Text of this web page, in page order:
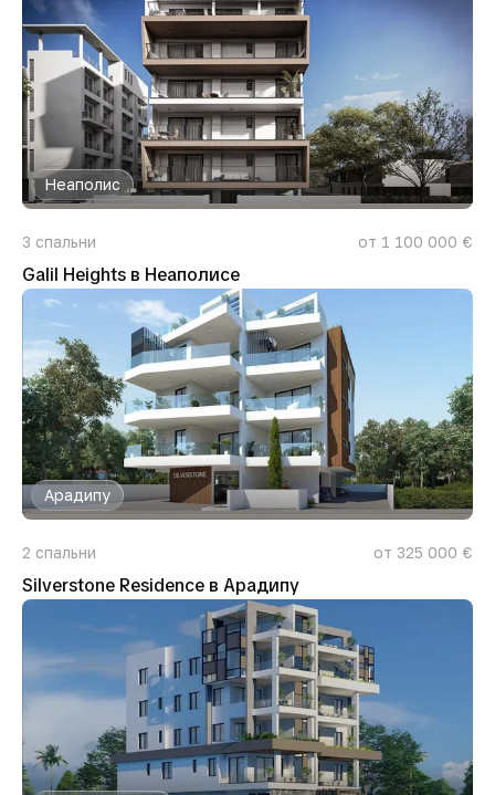
Неаполис
3 спальни от 1 100 000 €
Galil Heights в Неаполисе
Арадипу
2 спальни от 325 000 €
Silverstone Residence в Арадипу